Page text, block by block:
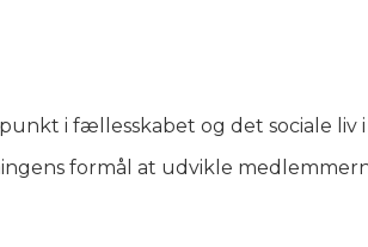
i fællesskabet og det sociale liv
formål at udvikle